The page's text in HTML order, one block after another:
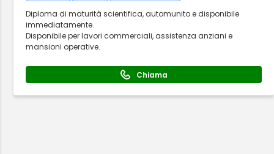
Diploma di maturità scientifica, automunito e disponibile
immediatamente.
Disponibile per lavori commerciali, assistenza anziani e
mansioni operative.
Chiama